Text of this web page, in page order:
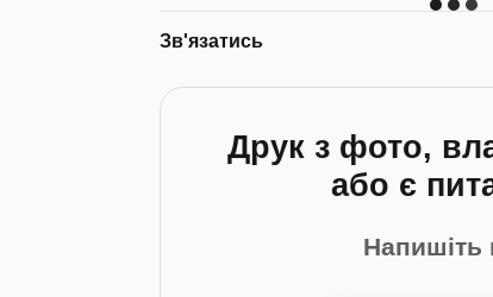
Зв'язатись
Друк з фото,
або є
Напишіть